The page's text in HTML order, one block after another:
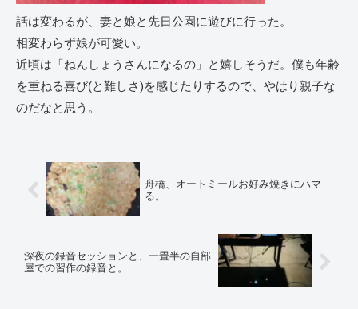
話は変わるが、妻と娘と先日公園に遊びに行った。
相変わらず娘が可愛い。
近頃は「ねんしょうさんになるの」と嬉しそうだ。僕も年齢
を重ねる喜び(と難しさ)を感じたりするので、やはり親子な
のだなと思う。
舟橋、オートミールお好み焼きにハマ
る。
深夜の録音セッションと、一畳半の自部
屋での習作の録音と。